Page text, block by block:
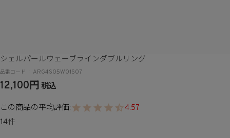
シェルパールウェーブラインダブルリング
ARG4S05W01S07
12,100 税込
4.57
14